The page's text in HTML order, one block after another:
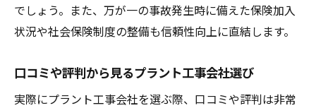
でしょう。また、万が一の事故発生時に備えた保険加入
状況や社会保険制度の整備も信頼性向上に直結します。
口コミや評判から見るプラント工事会社選び
実際にプラント工事会社を選ぶ際、口コミや評判は非常